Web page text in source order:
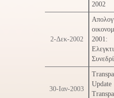
2002
2-Δεκ-2002
30-Ιαν-2003